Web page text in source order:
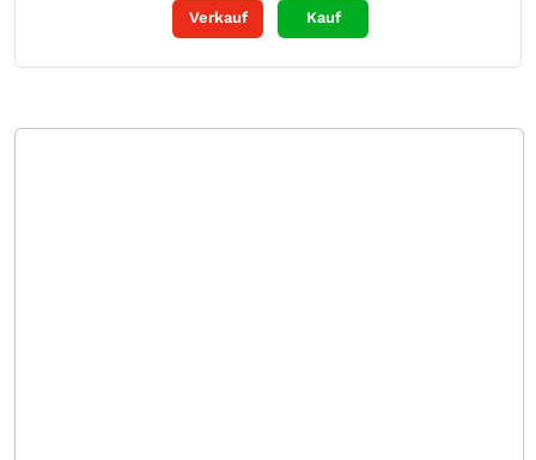
Verkauf Kauf